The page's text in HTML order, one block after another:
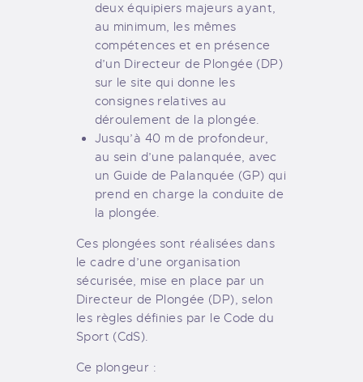
deux équipiers majeurs ayant,
au minimum, les mêmes
compétences et en présence
d’un Directeur de Plongée (DP)
sur le site qui donne les
consignes relatives au
déroulement de la plongée.
Jusqu’à 40 m de profondeur,
au sein d’une palanquée, avec
un Guide de Palanquée (GP) qui
prend en charge la conduite de
la plongée.
Ces plongées sont réalisées dans
le cadre d’une organisation
sécurisée, mise en place par un
Directeur de Plongée (DP), selon
les règles définies par le Code du
Sport (CdS).
Ce plongeur :